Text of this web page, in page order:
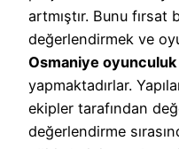
artmıştır. Bunu fırsat
değerlendirmek ve
Osmaniye oyunculuk
yapmaktadırlar.
ekipler tarafından
değerlendirme